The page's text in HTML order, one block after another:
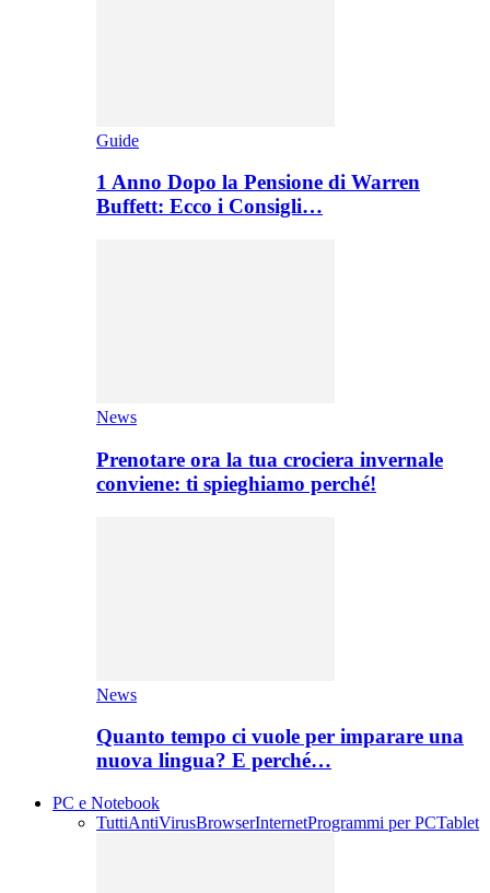
Guide
1 Anno Dopo la Pensione di Warren
Buffett: Ecco i Consigli…
News
Prenotare ora la tua crociera invernale
conviene: ti spieghiamo perché!
News
Quanto tempo ci vuole per imparare una
nuova lingua? E perché…
PC e Notebook
TuttiAntiVirusBrowserInternetProgrammi per PCTablet